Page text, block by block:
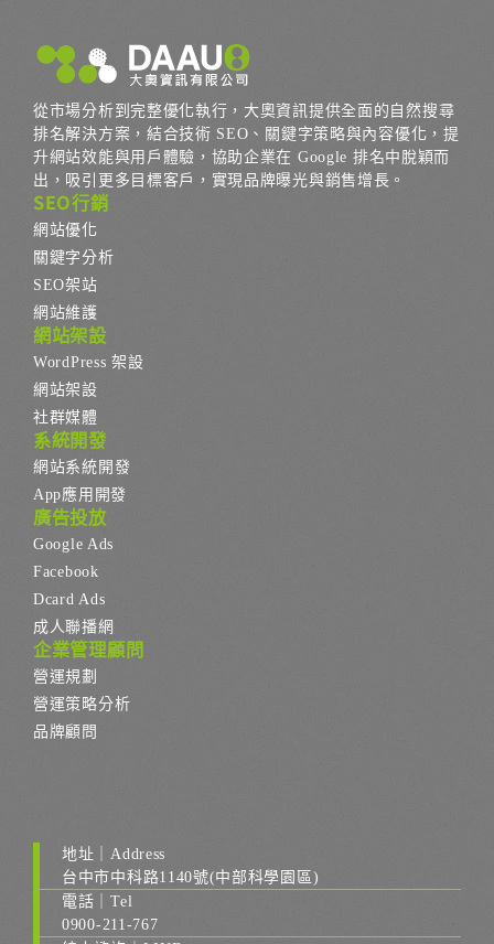
從市場分析到完整優化執行，大奧資訊提供全面的自然搜尋
排名解決方案，結合技術 SEO、關鍵字策略與內容優化，提
升網站效能與用戶體驗，協助企業在 Google 排名中脫穎而
出，吸引更多目標客戶，實現品牌曝光與銷售增長。
SEO行銷
網站優化
關鍵字分析
SEO架站
網站維護
網站架設
WordPress 架設
網站架設
社群媒體
系統開發
網站系統開發
App應用開發
廣告投放
Google Ads
Facebook
Dcard Ads
成人聯播網
企業管理顧問
營運規劃
營運策略分析
品牌顧問
地址｜Address
台中市中科路1140號(中部科學園區)
電話｜Tel
0900-211-767